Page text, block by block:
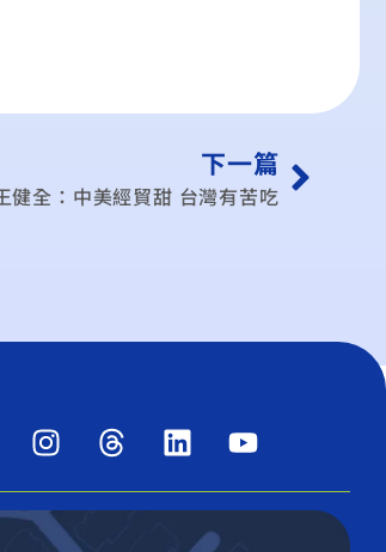
下一篇
健全：中美經貿甜 台灣有苦吃